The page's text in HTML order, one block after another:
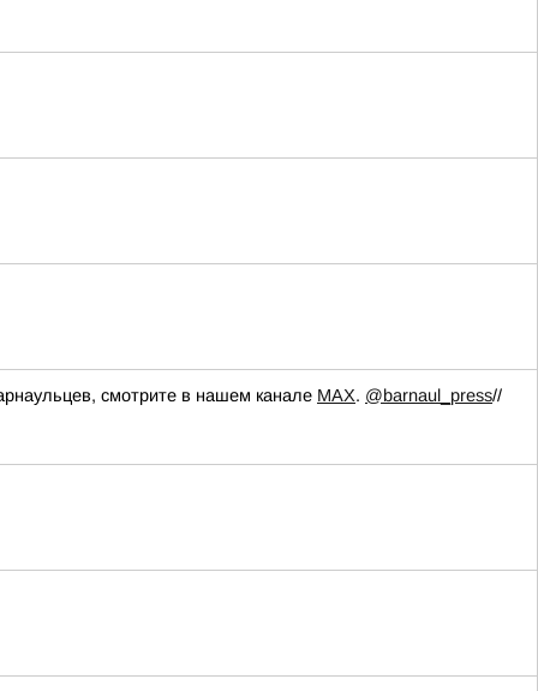
смотрите в нашем канале МАХ. @barnaul_press//